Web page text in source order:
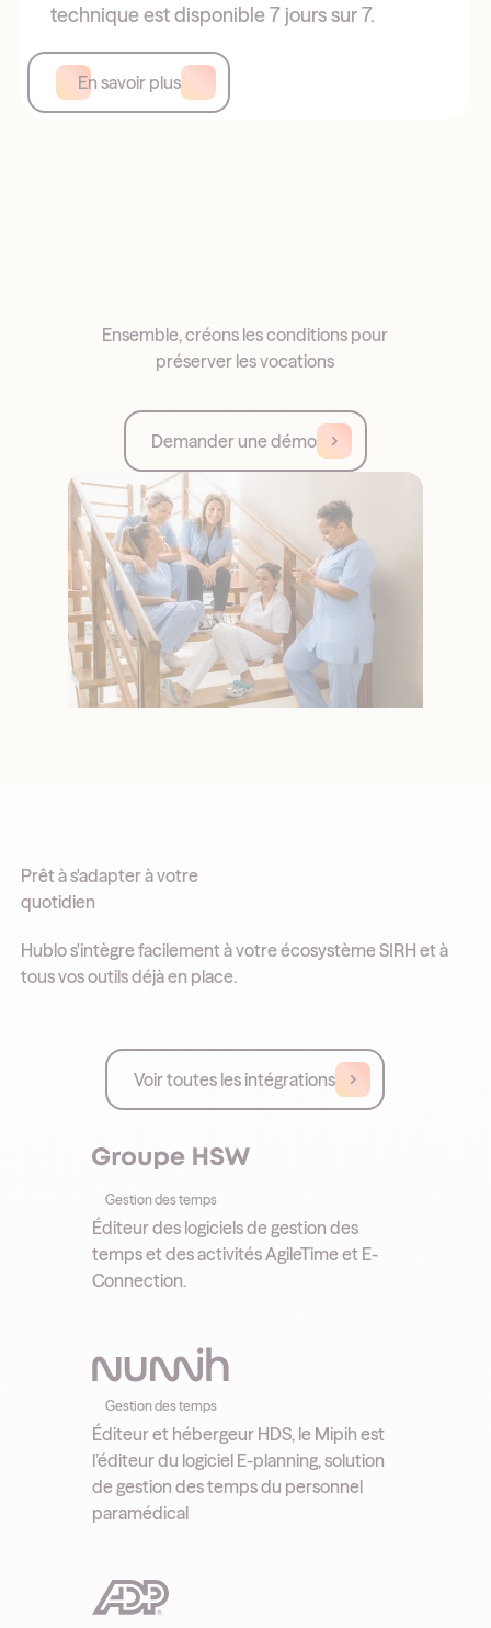
technique est disponible 7 jours sur 7.
En savoir plus
Ensemble, créons les conditions pour
préserver les vocations
Demander une démo
Prêt à s'adapter à votre
quotidien
Hublo s'intègre facilement à votre écosystème SIRH et à
tous vos outils déjà en place.
Voir toutes les intégrations
Gestion des temps
Éditeur des logiciels de gestion des
temps et des activités AgileTime et E-
Connection.
Gestion des temps
Éditeur et hébergeur HDS, le Mipih est
l’éditeur du logiciel E-planning, solution
de gestion des temps du personnel
paramédical